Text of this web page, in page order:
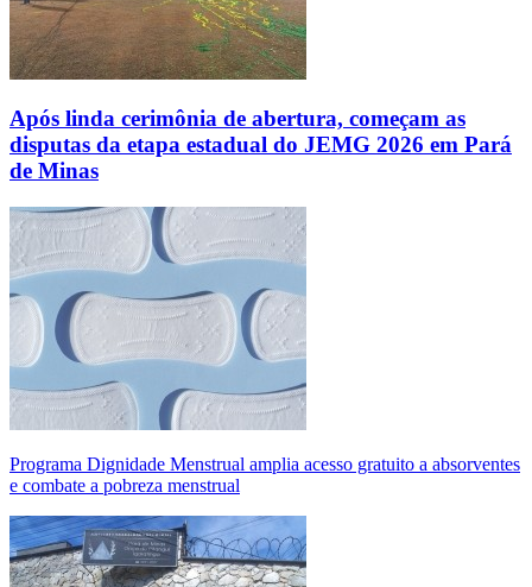
Após linda cerimônia de abertura, começam as
disputas da etapa estadual do JEMG 2026 em Pará
de Minas
Programa Dignidade Menstrual amplia acesso gratuito a absorventes
e combate a pobreza menstrual